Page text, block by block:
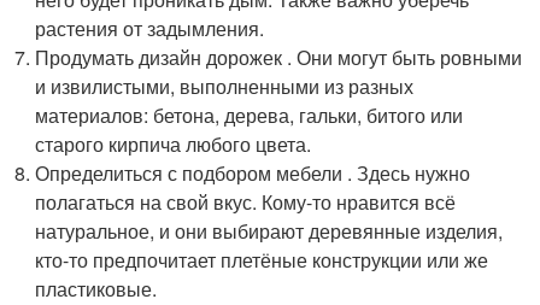
растения от задымления.
Продумать дизайн дорожек . Они могут быть ровными
и извилистыми, выполненными из разных
материалов: бетона, дерева, гальки, битого или
старого кирпича любого цвета.
Определиться с подбором мебели . Здесь нужно
полагаться на свой вкус. Кому-то нравится всё
натуральное, и они выбирают деревянные изделия,
кто-то предпочитает плетёные конструкции или же
пластиковые.